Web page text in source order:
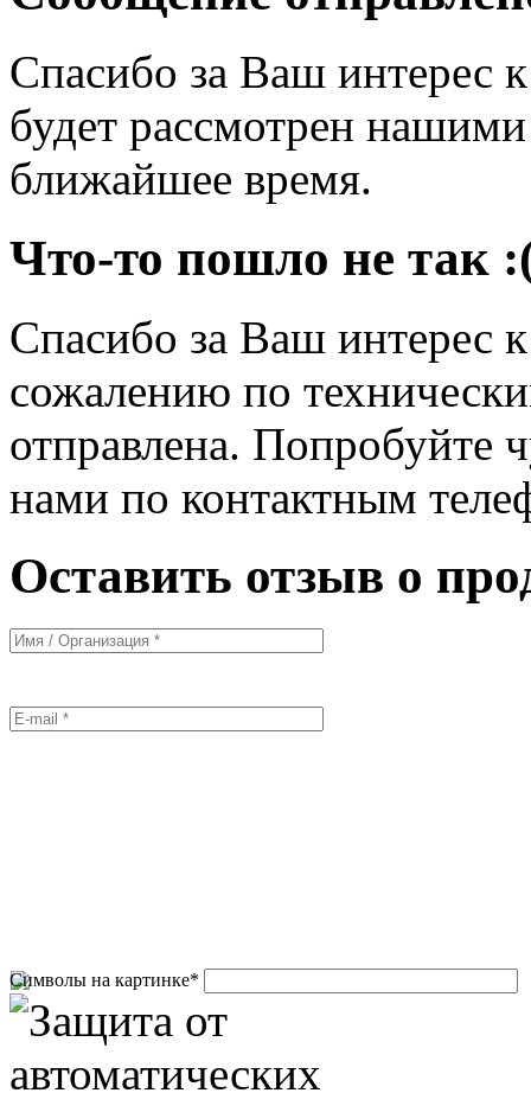
Спасибо за Ваш интерес
будет рассмотрен
ближайшее время.
Что-то пошло не так
Спасибо за Ваш интерес
сожалению по
отправлена. Попробуйте
нами по контактным
Оставить отзыв о
Символы на картинке*